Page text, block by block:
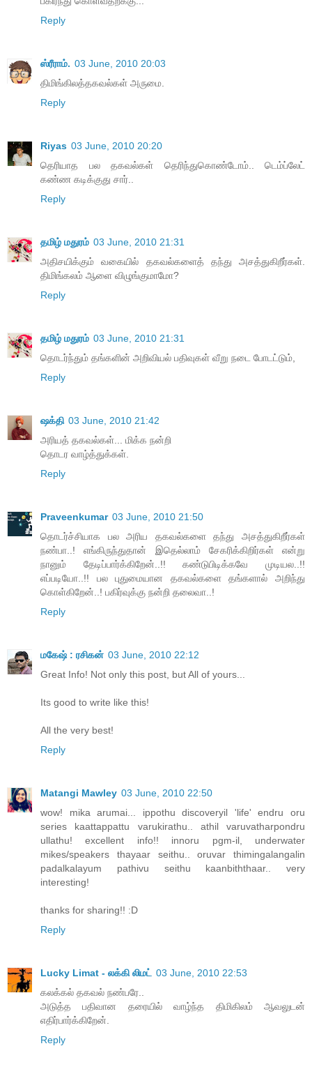
Reply
ஸ்ரீராம். 03 June, 2010 20:03
திமிங்கிலத்தகவல்கள் அருமை.
Reply
Riyas 03 June, 2010 20:20
தெரியாத பல தகவல்கள் தெரிந்துகொண்டோம்.. டெம்ப்லேட்
கண்ண கடிக்குது சார்..
Reply
தமிழ் மதுரம் 03 June, 2010 21:31
அதிசயிக்கும் வகையில் தகவல்களைத் தந்து அசத்துகிறீர்கள்.
திமிங்கலம் ஆளை விழுங்குமாமோ?
Reply
தமிழ் மதுரம் 03 June, 2010 21:31
தொடர்ந்தும் தங்களின் அறிவியல் பதிவுகள் வீறு நடை போடட்டும்,
Reply
ஷக்தி 03 June, 2010 21:42
அரியத் தகவல்கள்... மிக்க நன்றி
தொடர வாழ்த்துக்கள்.
Reply
Praveenkumar 03 June, 2010 21:50
தொடர்ச்சியாக பல அரிய தகவல்களை தந்து அசத்துகிறீர்கள்
நண்பா..! எங்கிருந்துதான் இதெல்லாம் சேகரிக்கிறிர்கள் என்று
நானும் தேடிப்பார்க்கிறேன்..!! கண்டுபிடிக்கவே முடியல..!!
எப்படியோ..!! பல புதுமையான தகவல்களை தங்களால் அறிந்து
கொள்கிறேன்..! பகிர்வுக்கு நன்றி தலைவா..!
Reply
மகேஷ் : ரசிகன் 03 June, 2010 22:12
Great Info! Not only this post, but All of yours...
Its good to write like this!
All the very best!
Reply
Matangi Mawley 03 June, 2010 22:50
wow! mika arumai... ippothu discoveryil 'life' endru oru
series kaattappattu varukirathu.. athil varuvatharpondru
ullathu! excellent info!! innoru pgm-il, underwater
mikes/speakers thayaar seithu.. oruvar thimingalangalin
padalkalayum pathivu seithu kaanbiththaar.. very
interesting!
thanks for sharing!! :D
Reply
Lucky Limat - லக்கி லிமட் 03 June, 2010 22:53
கலக்கல் தகவல் நண்பரே..
அடுத்த பதிவான தரையில் வாழ்ந்த திமிகிலம் ஆவலுடன்
எதிர்பார்க்கிறேன்.
Reply